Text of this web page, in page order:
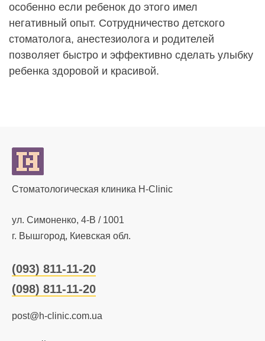
особенно если ребенок до этого имел
негативный опыт. Сотрудничество детского
стоматолога, анестезиолога и родителей
позволяет быстро и эффективно сделать улыбку
ребенка здоровой и красивой.
Стоматологическая клиника H-Clinic
ул. Симоненко, 4-В / 1001
г. Вышгород, Киевская обл.
(093) 811-11-20
(098) 811-11-20
post@h-clinic.com.ua